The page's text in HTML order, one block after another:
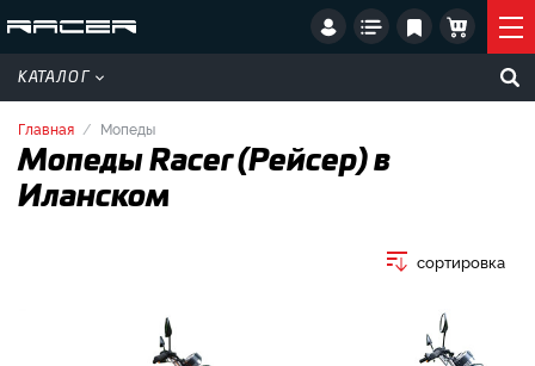
КАТАЛОГ
Главная Мопеды
Мопеды Racer (Рейсер) в
Иланском
сортировка